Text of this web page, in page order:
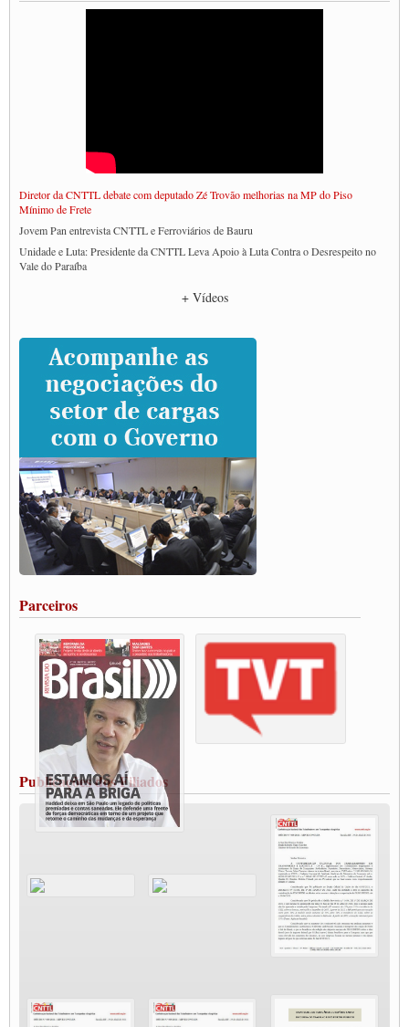
Diretor da CNTTL debate com deputado Zé Trovão melhorias na MP do Piso
Mínimo de Frete
Jovem Pan entrevista CNTTL e Ferroviários de Bauru
Unidade e Luta: Presidente da CNTTL Leva Apoio à Luta Contra o Desrespeito no
Vale do Paraíba
Caminhoneiros prometem paralisação e cobram diálogo com Lula
CNTTL e lideranças de caminhoneiros participam de debate sobre saúde nas
rodovias
Paulinho e Litti debatem política global para transporte rodoviário de cargas na
SUTCRA no Uruguai
Grande Conquista da Categoria transporte de Cargas e Caminhoneiros Autonomos
ENCONTRO INTERNACIONAL EM APOIO A CLASSE TRABALHADORA
DO BRASIL E A ELEIÇÃO 2022
Carta às Brasileiras e aos Brasileiros em Defesa do Estado Democrático de Direito
Paulinho, presidente da CNTTL, faz balanço do 3º Congresso da CNTTL
Caminhoneiros aprovam greve a partir do 1º de novembro
Rodoviários de Feira Santana fazem Assembleia para avaliar proposta de reajuste
salarial
Vacina Já: Lockdown de 24 horas dos trabalhadores em transportes está mantido,
Condutores de Guarulhos farão greve sanitária nesta terça-feira (20)
Paralisação dos Caminhoneiros na #BR285, entrocamento que liga o Mercosul ao
Rio Grande
Caminhoneiros bloqueiam duas faixas na Castello Branco e fazem protesto
Modal-Live #13 Aumento da Violência Contra Mulher e o Adoecimento da Classe
Trabalhadora em Tempos de Pandemia
MODAL-LIVE#12 POLÍTICAS PÚBLICAS DE TRANSPORTE PARA A
CLASSE TRABALHADORA E ELEIÇÕES NA PANDEMIA
MODAL-LIVE#11 POLÍTICAS PÚBLICAS DE TRANSPORTE
JUVENTUDE DO TRANSPORTE: POR QUE DEVEMOS NOS ORGANIZAR?
Fabio Primo testa positivo para Coronavírus, mas está bem de saúde
Modal-Live#9 Quais são os direitos dos trabalhador@s que contraem a Covid-19 na
Participe da Campanha Fora Bolsonaro
CNTTL e FECOOTAC apoiam Campanha de testes de COVID-19 para
MODAL-LIVE#8 - Lideranças sindicais da CNTTL, CGTB e dos caminhoneiros
O PAPEL DA ITF E FUTAC NAS LUTAS, EMPREGO, DIREITOS EM
ESCALA GLOBAL E DA DEFESA DA VIDA
+ Vídeos
Parceiros
Publicações dos Filiados